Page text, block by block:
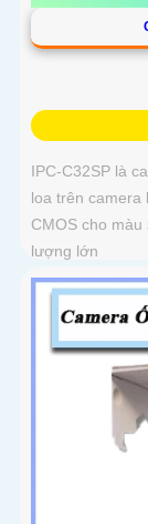
IPC-C32SP là
loa trên camera
CMOS cho
lượng lớn